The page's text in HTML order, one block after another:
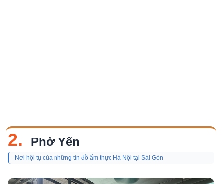
2. Phở Yến
Nơi hội tụ của những tín đồ ẩm thực Hà Nội tại Sài Gòn